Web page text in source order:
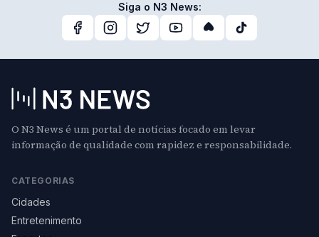
Siga o N3 News:
O N3 News é um portal de notícias focado em levar
informação de qualidade com rapidez e responsabilidade.
CATEGORIAS
Cidades
Entretenimento